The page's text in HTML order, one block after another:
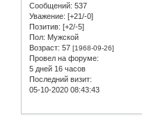
Сообщений: 537
Уважение: [+21/-0]
Позитив: [+2/-5]
Пол: Мужской
Возраст: 57 [1968-09-26]
Провел на форуме:
5 дней 16 часов
Последний визит:
05-10-2020 08:43:43